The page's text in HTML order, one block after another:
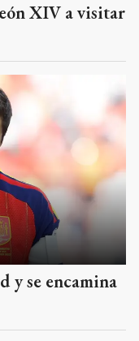
XIV a visitar
y se encamina